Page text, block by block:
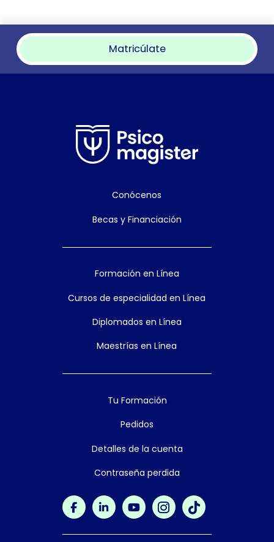
Matricúlate
Conócenos
Becas y Financiación
Formación en Línea
Cursos de especialidad en Línea
Diplomados en Línea
Maestrías en Línea
Tu Formación
Pedidos
Detalles de la cuenta
Contraseña perdida